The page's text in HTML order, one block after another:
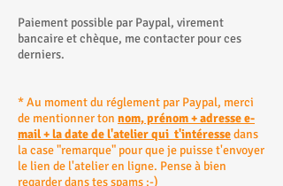
Paiement possible par Paypal, virement
bancaire et chèque, me contacter pour ces
derniers.
* Au moment du réglement par Paypal, merci
de mentionner ton nom, prénom + adresse e-
mail + la date de l'atelier qui t'intéressedans
la case "remarque" pour que je puisse t'envoyer
le lien de l'atelier en ligne. Pense à bien
regarder dans tes spams ;-)